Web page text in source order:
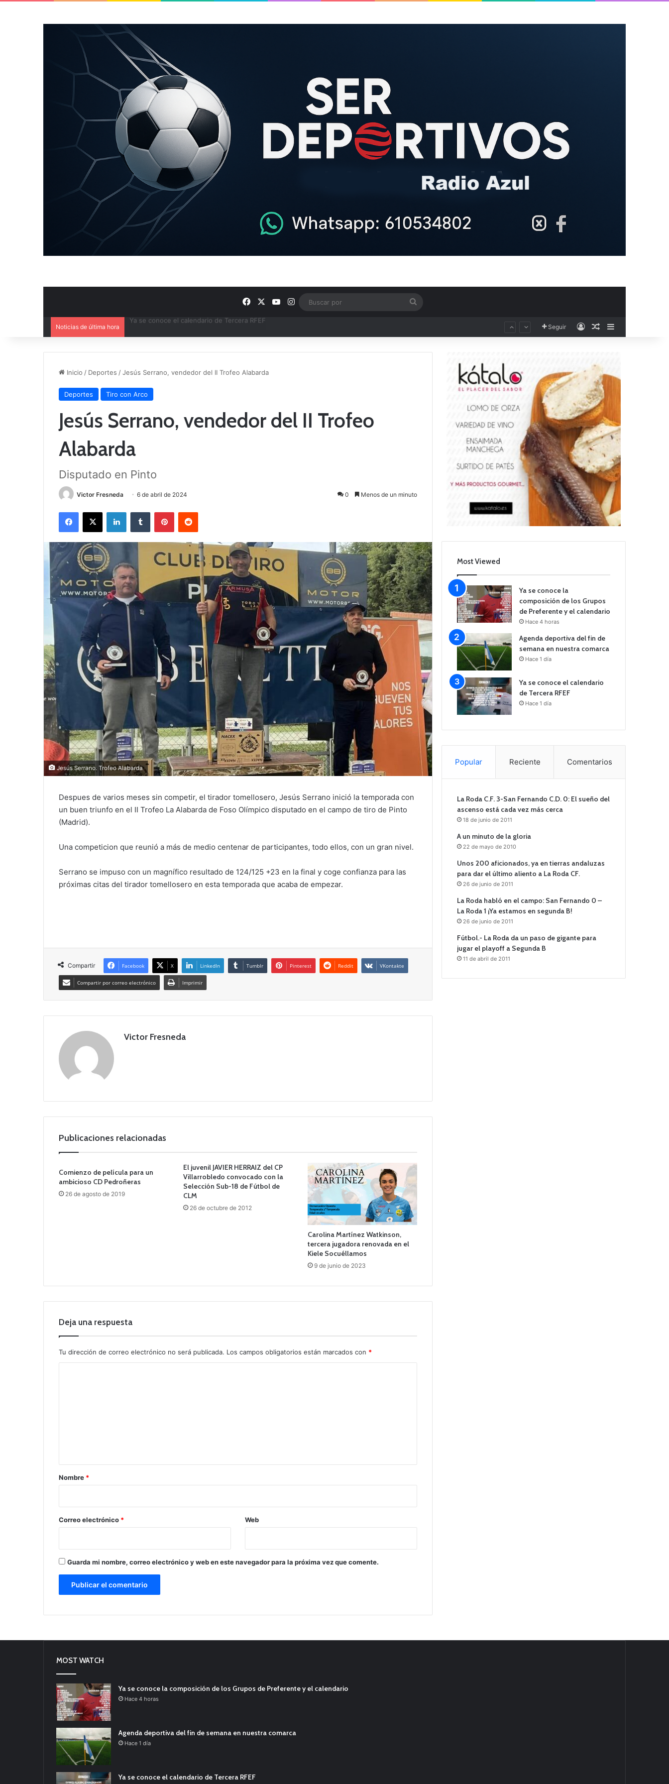
FacebookYouTube
Instagram
Noticias de última hora Seguir AccesoPublicación al
Inicio / Deportes /Jesús Serrano, vendedor del II Trofeo Alabarda
Deportes Tiro con Arco
Jesús Serrano, vendedor del II Trofeo
Alabarda
Disputado en Pinto
Victor Fresneda 6 de abril de 2024 0 Menos de un minuto
Jesús Serrano. Trofeo Alabarda
Despues de varios meses sin competir, el tirador tomellosero, Jesús Serrano inició la temporada con
un buen triunfo en el II Trofeo La Alabarda de Foso Olímpico disputado en el campo de tiro de Pinto
(Madrid).
Una competicion que reunió a más de medio centenar de participantes, todo ellos, con un gran nivel.
Serrano se impuso con un magnífico resultado de 124/125 +23 en la final y coge confianza para las
próximas citas del tirador tomellosero en esta temporada que acaba de empezar.
Compartir Facebook X LinkedIn Tumblr Pinterest Reddit VKontakte
Compartir por correo electrónico Imprimir
Victor Fresneda
Publicaciones relacionadas
Comienzo de película para un
ambicioso CD Pedroñeras
26 de agosto de 2019
El juvenil JAVIER HERRAIZ del CP
Villarrobledo convocado con la
Selección Sub-18 de Fútbol de
CLM
26 de octubre de 2012
Carolina Martínez Watkinson,
tercera jugadora renovada en el
Kiele Socuéllamos
9 de junio de 2023
Deja una respuesta
Tu dirección de correo electrónico no será publicada. Los campos obligatorios están marcados con *
r
*
Nombre *
Correo electrónico * Web
Guarda mi nombre, correo electrónico y web en este navegador para la próxima vez que comente.
Most Viewed
Ya se conoce la
composición de los Grupos
de Preferente y el calendario
Hace 4 horas
Agenda deportiva del fin de
semana en nuestra comarca
Hace 1 día
Ya se conoce el calendario
de Tercera RFEF
Hace 1 día
Popular Reciente Comentarios
La Roda C.F. 3-San Fernando C.D. 0: El sueño del
ascenso está cada vez más cerca
18 de junio de 2011
A un minuto de la gloria
22 de mayo de 2010
Unos 200 aficionados, ya en tierras andaluzas
para dar el último aliento a La Roda CF.
26 de junio de 2011
La Roda habló en el campo: San Fernando 0 –
La Roda 1 ¡Ya estamos en segunda B!
26 de junio de 2011
Fútbol.- La Roda da un paso de gigante para
jugar el playoff a Segunda B
11 de abril de 2011
MOST WATCH
Ya se conoce la composición de los Grupos de Preferente y el calendario
Hace 4 horas
Agenda deportiva del fin de semana en nuestra comarca
Hace 1 día
Ya se conoce el calendario de Tercera RFEF